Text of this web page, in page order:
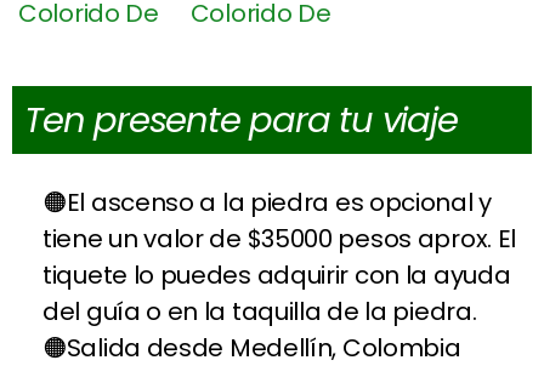
Ten presente para tu viaje
El ascenso a la piedra es opcional y
tiene un valor de $35000 pesos aprox. El
tiquete lo puedes adquirir con la ayuda
del guía o en la taquilla de la piedra.
Salida desde Medellín, Colombia